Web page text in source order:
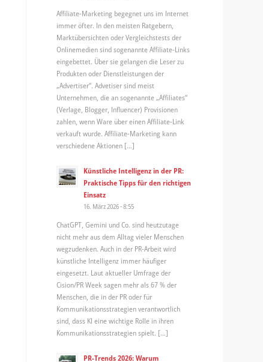
Affiliate-Marketing begegnet uns im Internet
immer öfter. In den meisten Ratgebern,
Marktübersichten oder Vergleichstests der
Onlinemedien sind sogenannte Affiliate-Links
eingebettet. Über sie gelangen die Leser zu
Produkten oder Dienstleistungen der
„Advertiser“. Advetiser sind meist
Unternehmen, die an sogenannte „Affiliates“
(Verlage, Blogger, Influencer) Provisionen
zahlen, wenn Ware über einen Affiliate-Link
verkauft wurde. Affiliate-Marketing kann
verschiedene Aktionen […]
Künstliche Intelligenz in der PR:
Praktische Tipps für den richtigen
Einsatz
16. März 2026 - 8:55
ChatGPT, Gemini und Co. sind heutzutage
nicht mehr aus dem Alltag vieler Menschen
wegzudenken. Auch in der PR-Arbeit wird
künstliche Intelligenz immer häufiger
eingesetzt. Laut aktueller Umfrage der
Cision/PR Week sagen mehr als 67 % der
Menschen, die in der PR oder für
Kommunikationsstrategien verantwortlich
sind, dass KI eine wichtige Rolle in ihren
Kommunikationsstrategien spielt. […]
PR-Trends 2026: Warum